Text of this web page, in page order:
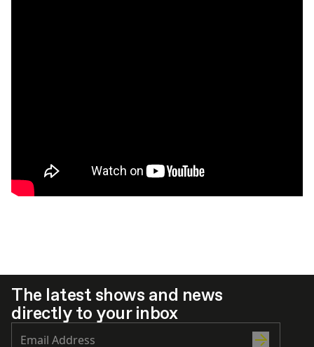
The latest shows and news
directly to your inbox